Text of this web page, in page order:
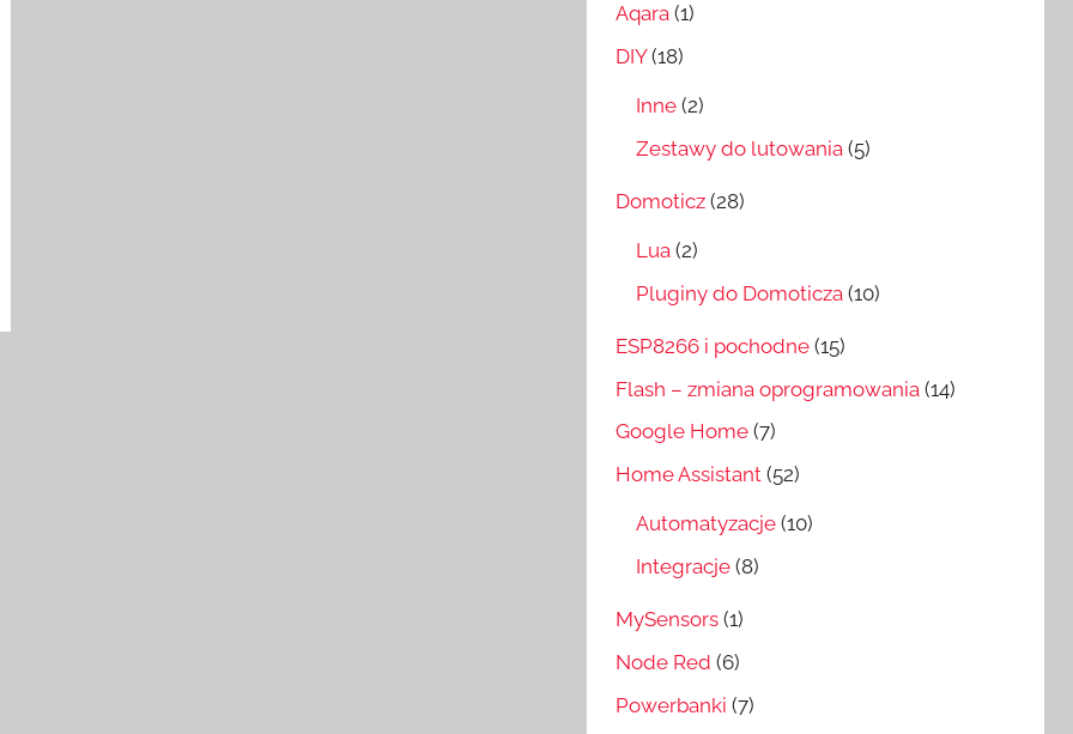
Aqara (1)
DIY(18)
Inne (2)
Zestawy do lutowania (5)
Domoticz (28)
Lua (2)
Pluginy do Domoticza (10)
ESP8266 i pochodne (15)
Flash – zmiana oprogramowania (14)
Google Home (7)
Home Assistant (52)
Automatyzacje (10)
Integracje (8)
MySensors (1)
Node Red (6)
Powerbanki (7)